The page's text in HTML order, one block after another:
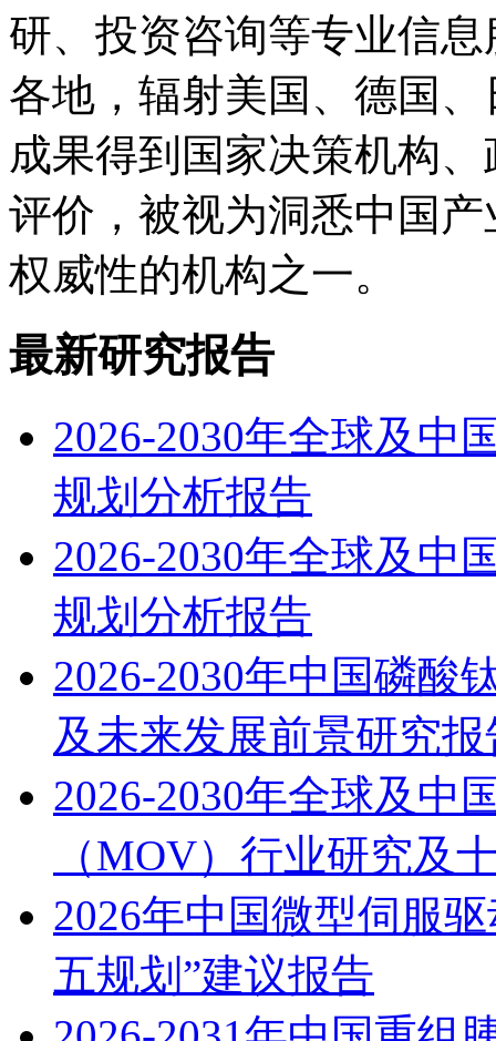
研、投资咨询等专业信
各地，辐射美国、德国
成果得到国家决策机构
评价，被视为洞悉中国
权威性的机构之一。
最新研究报告
2026-2030年全球及中
规划分析报告
2026-2030年全球及中
规划分析报告
2026-2030年中国磷酸
及未来发展前景研究报
2026-2030年全球及中
（MOV）行业研究及
2026年中国微型伺服
五规划”建议报告